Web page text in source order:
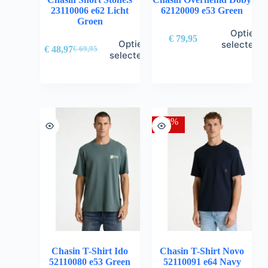
23110006 e62 Licht
Groen
€69,95
€ 48,97
Opties
selecteren
62120009 e53 Green
€79,95
Opties
selecteren
Chasin T-Shirt Ido
52110080 e53 Green
-30%
Chasin T-Shirt Novo
52110091 e64 Navy